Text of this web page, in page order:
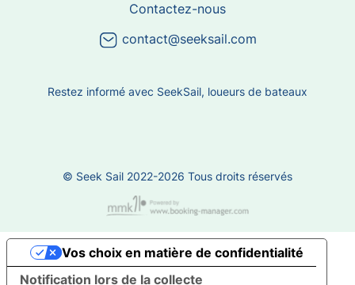
Contactez-nous
contact@seeksail.com
Restez informé avec SeekSail, loueurs de bateaux
© Seek Sail 2022-2026 Tous droits réservés
Notification lors de la collecte
Vos choix en matière de confidentialité